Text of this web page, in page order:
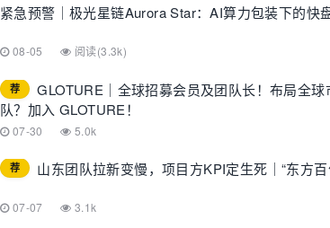
紧急预警｜极光星链Aurora Star：AI算力包装下的快
08-05 阅读(3.3k)
荐
GLOTURE｜全球招募会员及团队长！布局全
队？加入 GLOTURE！
07-30 5.0k
荐 山东团队拉新变慢，项目方KPI定生死｜“东方
07-07 3.1k